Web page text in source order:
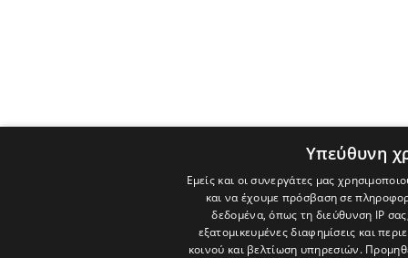
Υπεύθυνη
Εμείς και οι συνεργάτες μας
και να έχουμε πρόσβαση σε
δεδομένα, όπως τη διεύθυνση IP
εξατομικευμένες διαφημίσεις και
κοινού και βελτίωση υπηρεσιών.